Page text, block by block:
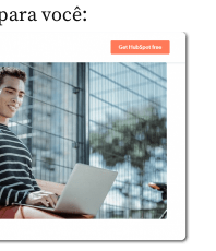
você: